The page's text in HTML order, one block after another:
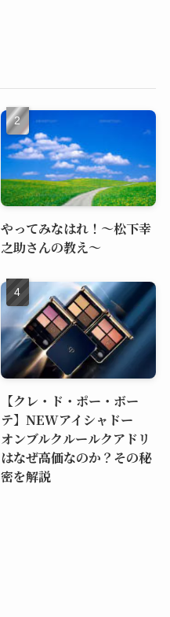
やってみなはれ！～松下幸
之助さんの教え～
【クレ・ド・ポー・ボー
テ】NEWアイシャドー
オンブルクルールクアドリ
はなぜ高価なのか？その秘
密を解説